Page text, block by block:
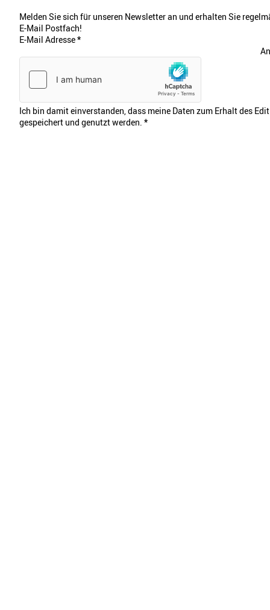
Melden Sie sich für unseren Newsletter an und erhalten Sie
E-Mail Postfach!
E-Mail Adresse*
Ich bin damit einverstanden, dass meine Daten zum Erhalt des
gespeichert und genutzt werden. *